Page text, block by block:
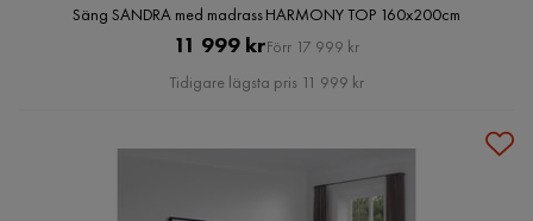
Säng SANDRA med madrass HARMONY TOP 160x200cm
Pris
11 999 krOriginal
Pris
Förr 17 999 kr
Tidigare lägsta pris 11 999 kr